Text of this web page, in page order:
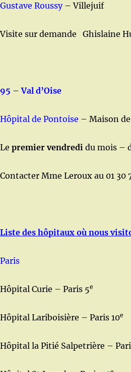
Gustave Roussy– Villejuif
Visite sur demande Ghislaine
95 – Val d’Oise
Hôpital de Pontoise – Maison
Le premier vendredi du mois –
Contacter Mme Leroux au 01 30
Liste des hôpitaux où nous
Paris
Hôpital Curie – Paris 5e
Hôpital Lariboisière – Paris 10e
Hôpital la Pitié Salpetrière –